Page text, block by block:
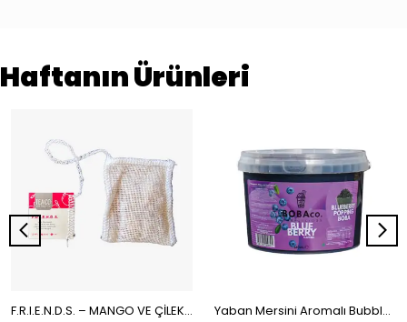
Haftanın Ürünleri
F.R.I.E.N.D.S. – MANGO VE ÇİLEKLİ MEYVE ÇAYI MÜSLİN ÇAY POŞETİ 100x2gr | The Boba Co. Yaban Mersini Aromalı Bubble Tea Boba 3,4kg | The Boba Co.